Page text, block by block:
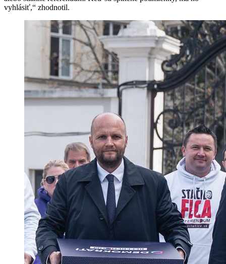
vyhlásiť,“ zhodnotil.